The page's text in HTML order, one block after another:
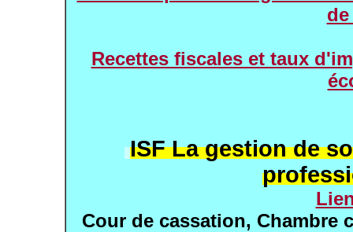
Recettes fiscales et taux
ISF La gestion de
Cour de cassation, Chambre